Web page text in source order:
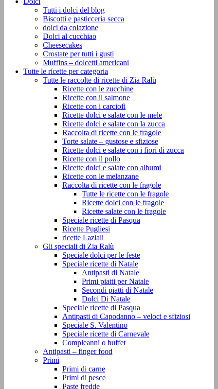
Tutti i dolci del blog
Biscotti e pasticceria secca
dolci da colazione
Dolci al cucchiao
Cheesecakes
Crostate per tutti i gusti
Muffins – dolcetti americani
Tutte le ricette per categoria
Tutte le raccolte di ricette di Zia Ralù
Ricette con le zucchine
Ricette con il salmone
Ricette con i carciofi
Ricette dolci e salate con le mele
Ricette dolci e salate con la zucca
Raccolta di ricette con le fragole
Torte salate – gustose e sfiziose
Ricette dolci e salate con i fiori di zucca
Ricette con il pollo
Ricette dolci e salate con albumi
Ricette con le melanzane
Raccolta di ricette con le fragole
Tutte le ricette con le fragole
Ricette dolci con le fragole
Ricette salate con le fragole
Speciale ricette di Pasqua
Ricette Pugliesi
ricette Laziali
Gli speciali di Zia Ralù
Speciale dolci per le feste
Speciale ricette di Natale
Antipasti di Natale
Primi piatti per Natale
Secondi piatti di Natale
Dolci Di Natale
Speciale ricette di Pasqua
Antipasti di Capodanno – veloci e sfiziosi
Speciale S. Valentino
Speciale ricette di Carnevale
Compleanni o buffet
Antipasti – finger food
Primi
Primi di carne
Primi di pesce
Paste fredde